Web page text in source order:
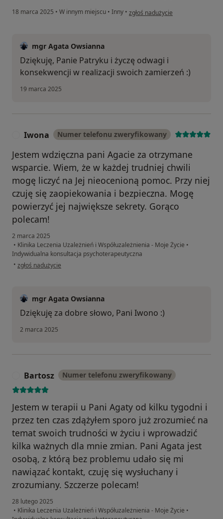
18 marca 2025 • W innym miejscu • Inny • w opinii użytkownika Patryk
zgłoś nadużycie
mgr Agata Owsianna
Dziękuję, Panie Patryku i życzę odwagi i
konsekwencji w realizacji swoich zamierzeń :)
19 marca 2025
Iwona Numer telefonu zweryfikowany
Jestem wdzięczna pani Agacie za otrzymane
wsparcie. Wiem, że w każdej trudniej chwili
mogę liczyć na Jej nieocenioną pomoc. Przy niej
czuję się zaopiekowania i bezpieczna. Mogę
powierzyć jej największe sekrety. Gorąco
polecam!
2 marca 2025
• Klinika Leczenia Uzależnień i Współuzależnienia - Moje Życie •
Indywidualna konsultacja psychoterapeutyczna
• w opinii użytkownika Iwona
zgłoś nadużycie
mgr Agata Owsianna
Dziękuję za dobre słowo, Pani Iwono :)
2 marca 2025
Bartosz Numer telefonu zweryfikowany
Jestem w terapii u Pani Agaty od kilku tygodni i
przez ten czas zdążyłem sporo już zrozumieć na
temat swoich trudności w życiu i wprowadzić
kilka ważnych dla mnie zmian. Pani Agata jest
osobą, z którą bez problemu udało się mi
nawiązać kontakt, czuję się wysłuchany i
zrozumiany. Szczerze polecam!
28 lutego 2025
• Klinika Leczenia Uzależnień i Współuzależnienia - Moje Życie •